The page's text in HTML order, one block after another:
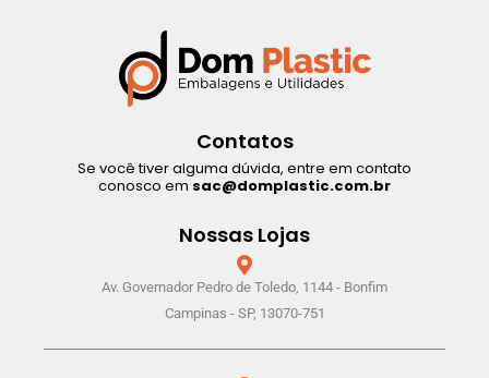
Contatos
Se você tiver alguma dúvida, entre em contato
conosco em sac@domplastic.com.br
Nossas Lojas
Av. Governador Pedro de Toledo, 1144 - Bonfim
Campinas - SP, 13070-751